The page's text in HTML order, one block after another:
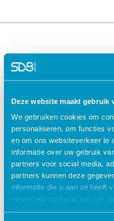
Deze website maakt gebruik
We gebruiken cookies om
personaliseren, om functies
en om ons websiteverkeer te
informatie over uw gebruik
partners voor social media,
partners kunnen deze
informatie die u aan ze heeft
verzameld op basis van uw
Oplossingen voor de
zorg
ECD Gehandicaptenzorg
ECD Ouderenzorg
ECD Jeugdzorg
EPD Geestelijke